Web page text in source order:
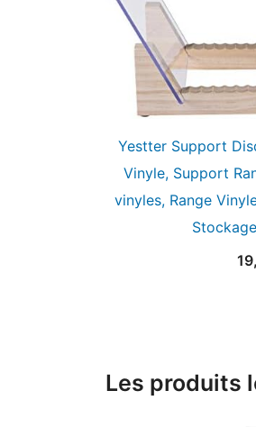
Yestter Support
Vinyle, Support
vinyles, Range
Les produits